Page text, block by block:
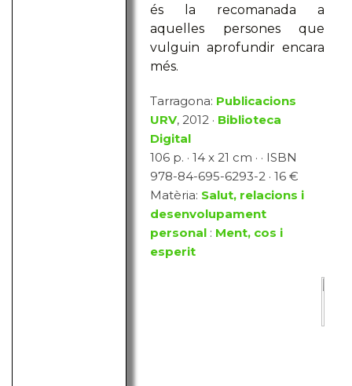
és la recomanada a
aquelles persones que
vulguin aprofundir encara
més.
Tarragona: Publicacions
URV, 2012 · Biblioteca
Digital
106 p. · 14 x 21 cm · · ISBN
978-84-695-6293-2 · 16 €
Matèria: Salut, relacions i
desenvolupament
personal : Ment, cos i
esperit